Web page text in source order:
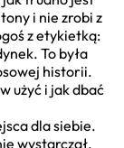
i nie zrobi z
z etykietką:
To była
historii.
użyć i jak dbać
dla siebie.
wystarczał.